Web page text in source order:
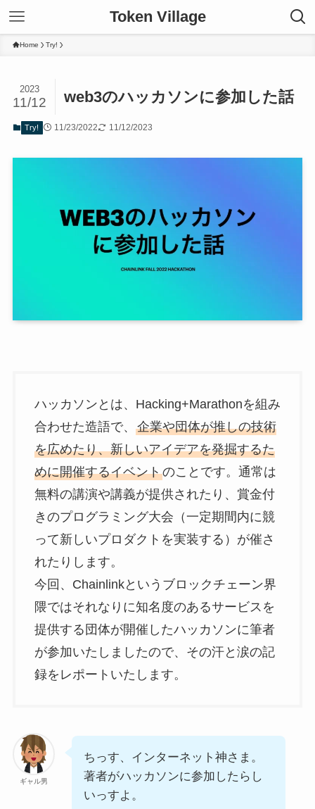
Token Village
Home Try!
web3のハッカソンに参加した話
2023
11/12
Try! 11/23/2022 11/12/2023
ハッカソンとは、Hacking+Marathonを組み
合わせた造語で、 企業や団体が推しの技術
を広めたり、新しいアイデアを発掘するた
めに開催するイベントのことです。通常は
無料の講演や講義が提供されたり、賞金付
きのプログラミング大会（一定期間内に競
って新しいプロダクトを実装する）が催さ
れたりします。
今回、Chainlinkというブロックチェーン界
隈ではそれなりに知名度のあるサービスを
提供する団体が開催したハッカソンに筆者
が参加いたしましたので、その汗と涙の記
録をレポートいたします。
ギャル男
ちっす、インターネット神さま。
著者がハッカソンに参加したらし
いっすよ。